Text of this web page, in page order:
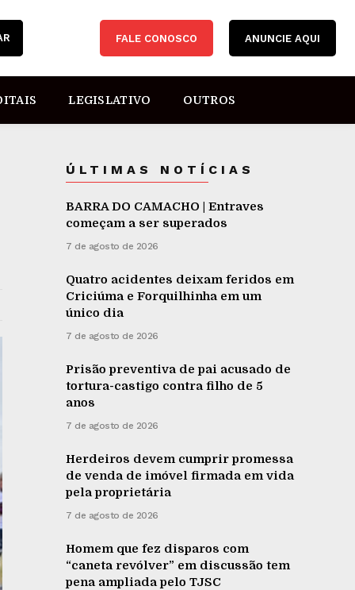
FALE CONOSCO ANUNCIE AQUI
LEGISLATIVO OUTROS
ÚLTIMAS NOTÍCIAS
BARRA DO CAMACHO | Entraves
começam a ser superados
7 de agosto de 2026
Quatro acidentes deixam feridos em
Criciúma e Forquilhinha em um
único dia
7 de agosto de 2026
Prisão preventiva de pai acusado de
tortura-castigo contra filho de 5
anos
7 de agosto de 2026
Herdeiros devem cumprir promessa
de venda de imóvel firmada em vida
pela proprietária
7 de agosto de 2026
Homem que fez disparos com
“caneta revólver” em discussão tem
pena ampliada pelo TJSC